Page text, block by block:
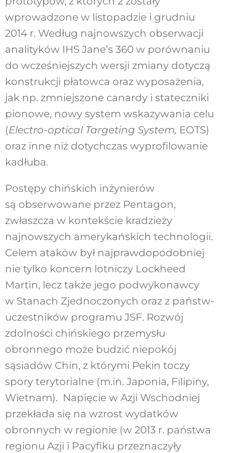
wprowadzone w listopadzie i grudniu
2014 r. Według najnowszych obserwacji
analityków IHS Jane’s 360 w porównaniu
do wcześniejszych wersji zmiany dotyczą
konstrukcji płatowca oraz wyposażenia,
jak np. zmniejszone canardy i stateczniki
pionowe, nowy system wskazywania celu
(Electro-optical Targeting System, EOTS)
oraz inne niż dotychczas wyprofilowanie
kadłuba.
Postępy chińskich inżynierów
są obserwowane przez Pentagon,
zwłaszcza w kontekście kradzieży
najnowszych amerykańskich technologii.
Celem ataków był najprawdopodobniej
nie tylko koncern lotniczy Lockheed
Martin, lecz także jego podwykonawcy
w Stanach Zjednoczonych oraz z państw-
uczestników programu JSF. Rozwój
zdolności chińskiego przemysłu
obronnego może budzić niepokój
sąsiadów Chin, z którymi Pekin toczy
spory terytorialne (m.in. Japonia, Filipiny,
Wietnam). Napięcie w Azji Wschodniej
przekłada się na wzrost wydatków
obronnych w regionie (w 2013 r. państwa
regionu Azji i Pacyfiku przeznaczyły